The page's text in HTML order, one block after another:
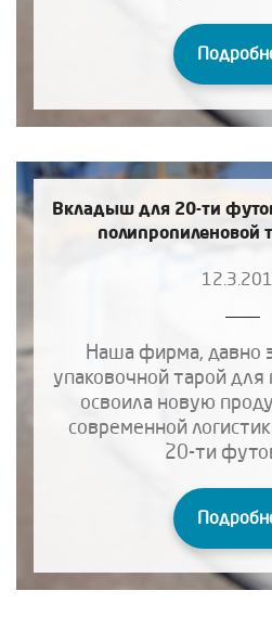
Вкладыш для 20-ти
полипропиленовой
Наша фирма, давно
упаковочной тарой для
освоила новую
современной
20-ти